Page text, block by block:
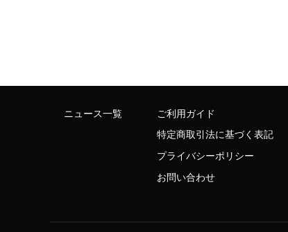
ニュース一覧
ご利用ガイド
特定商取引法に基づく表記
プライバシーポリシー
お問い合わせ